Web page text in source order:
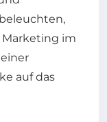
im
auf das